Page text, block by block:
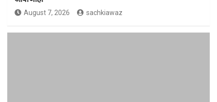
August 7, 2026 sachkiawaz